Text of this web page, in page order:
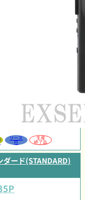
リース
可
生産
終了品
ダード(STANDARD)